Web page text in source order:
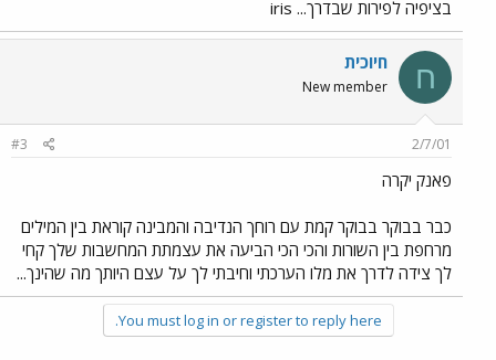
בציפיה לפירות שבדרך... iris
ח חיוכית
New member
2/7/01
#3
פאנק יקרה
כבר בבוקר בבוקר קמת עם רוחך הנדיבה והמבינה קוראת בין המילים
מרחפת בין השורות והכי הכי הביעה את עצמתת המחשבות שלך קחי
לך צידה לדרך את מלו הערכתי וחיבתי לך על עצם היותך מה שהינך...
You must log in or register to reply here.